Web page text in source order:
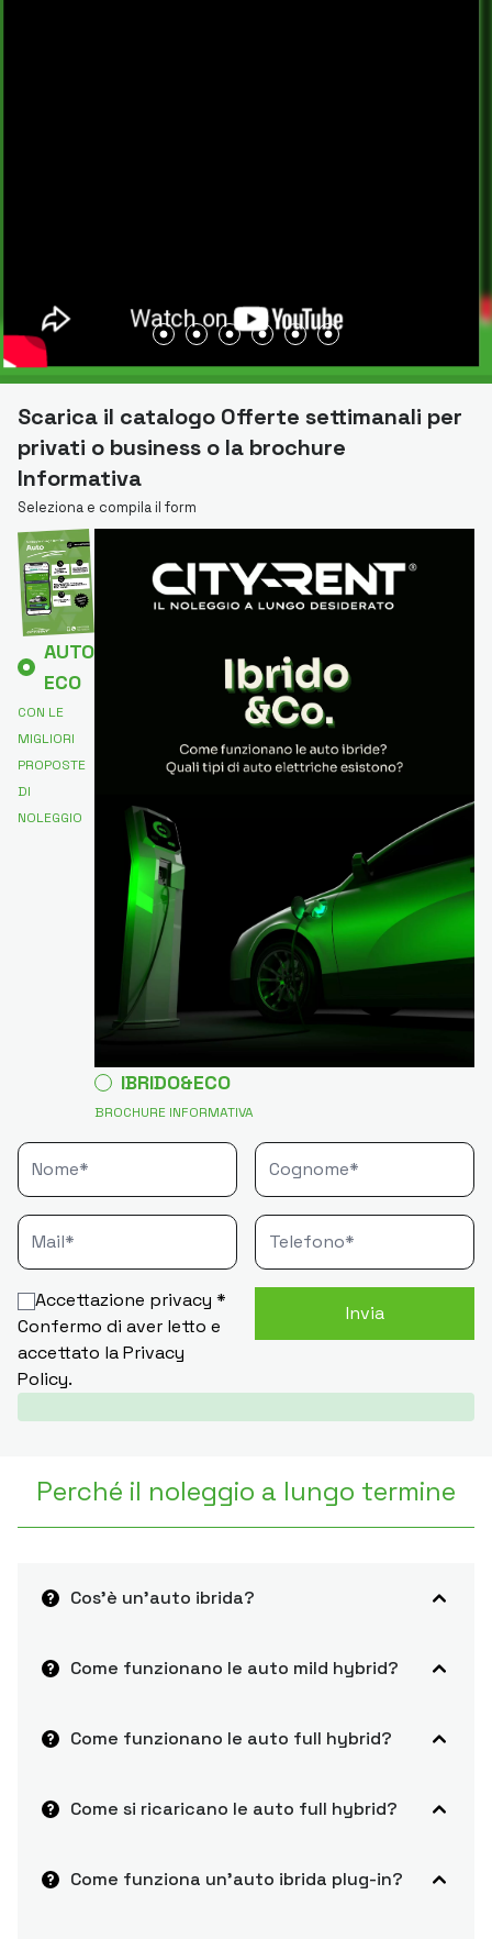
Scarica il catalogo Offerte settimanali per
privati o business o la brochure
Informativa
Seleziona e compila il form
AUTO
ECO
CON LE
MIGLIORI
PROPOSTE
DI
NOLEGGIO
IBRIDO&ECO
BROCHURE INFORMATIVA
Accettazione privacy *
Confermo di aver letto e
accettato laPrivacy
Policy.
Perché il noleggio a lungo termine
Cos’è un’auto ibrida?
Come funzionano le auto mild hybrid?
Come funzionano le auto full hybrid?
Come si ricaricano le auto full hybrid?
Come funziona un’auto ibrida plug-in?